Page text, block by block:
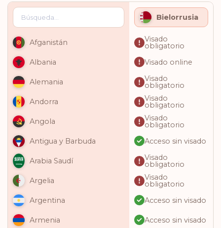
Bielorrusia
Afganistán Visado
obligatorio
Albania
Visado online
Alemania Visado
obligatorio
Andorra
Visado
obligatorio
Angola
Visado
obligatorio
Antigua y Barbuda
Acceso sin visado
Arabia Saudí Visado
obligatorio
Argelia
Visado
obligatorio
Argentina
Acceso sin visado
Armenia Acceso sin visado